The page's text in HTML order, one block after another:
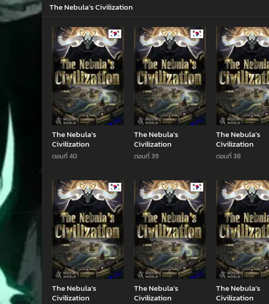
The Nebula’s Civilization
Manhwa
The Nebula’s
Civilization
ตอนที่ 40
Manhwa
The Nebula’s
Civilization
ตอนที่ 39
The Nebula’s
Civilization
ตอนที่ 38
Manhwa
The Nebula’s
Civilization
Manhwa
The Nebula’s
Civilization
The Nebula’s
Civilization